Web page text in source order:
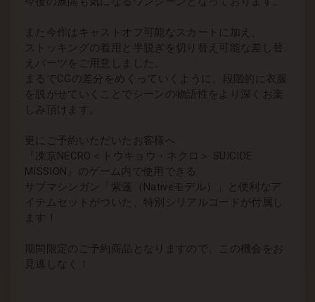
また今作はキャストオフ可能なスカートに加え、
ストッキングの着用と半脱ぎを切り替え可能な差し替
えパーツをご用意しました。
まるでCGの差分をめくっていくように、段階的に衣服
を脱がせていくことでシーンの物語性をより深くお楽
しみ頂けます。
更にご予約いただいたお客様へ
『凍京NECRO＜トウキョウ・ネクロ＞ SUICIDE
MISSION』のゲーム内で使用できる
サブマシンガン「紫蓮（Nativeモデル）」と便利なア
イテムセットがついた、特別シリアルコードが付属し
ます！
期間限定のご予約商品となりますので、この機会をお
見逃しなく！